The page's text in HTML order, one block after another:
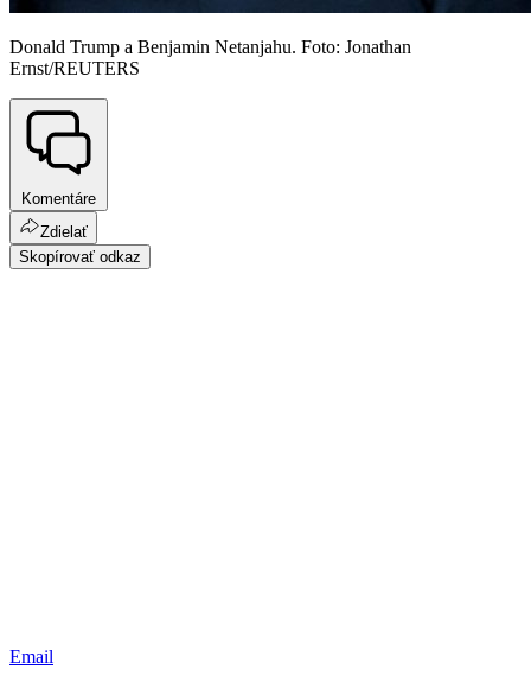
Donald Trump a Benjamin Netanjahu. Foto: Jonathan
Ernst/REUTERS
Komentáre
Zdielať
Skopírovať odkaz
Email